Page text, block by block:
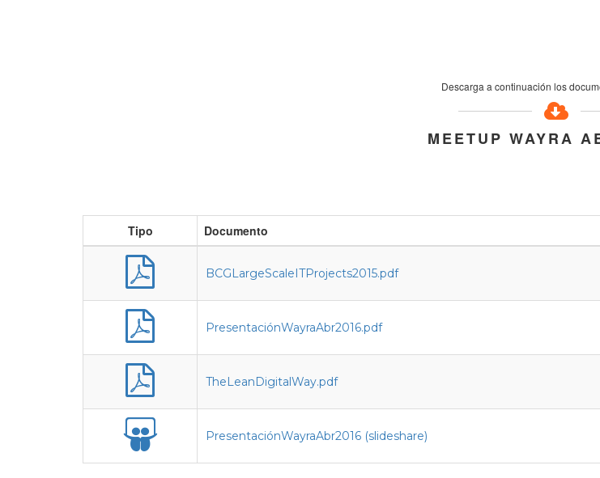
Descarga a continuación los
MEETUP WAYRA
Tipo Documento
BCGLargeScaleITProjects2015.pdf
PresentaciónWayraAbr2016.pdf
TheLeanDigitalWay.pdf
PresentaciónWayraAbr2016 (slideshare)